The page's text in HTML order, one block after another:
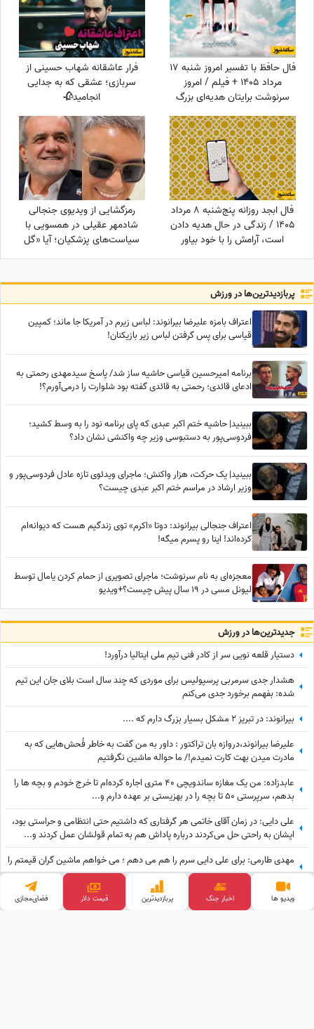
فال حافظ با تفسیر امروز شنبه 17
مرداد 1405 + فیلم / امروز
سرنوشت برایتان هدیه‌ای بزرگ
کنار گذاشته؛ شادی و موفقیت
خیلی زود درِ خانه‌تان را می‌زنند!
فرار عاشقانه شهاب حسینی از
سربازی؛ عشقی که به جدایی
انجامید🥀
فال ابجد روزانه پنج‌شنبه 8 مرداد
1405 / زندگی در حال هدیه دادن
است، آرامش را با خود بیاور
رمزگشایی از ویدیوی جنجالی
شادمهر عقیلی در همسویی با
سیاست‌های پزشکیان؛ آیا «گل
یاس» بلیت برگشت به خانه
پربازدید‌ترین‌ها در ورزش
اعتراف بامزه علیرضا بیرانوند: لباس زیرم در آمریکا جا ماند؛ کمپین
قیاسی برای پس گرفتن لباس‌ زیر بازیکنان!
برنامه امیرحسین قیاسی حاشیه ساز شد/ پاسخ سیدمهدی رحمتی به
ادعای قائدی؛ رحمتی به قائدی گفته بود شلوارت را درمی‌آورم؟!
ببینید| حاشیه ختم اکبر عبدی که پای برنامه نود را به وسط کشید؛
فردوسی‌پور به دستبوسی وزیر چه واکنشی نشان داد؟
ببینید| یک حرکت، هزار واکنش؛ ماجرای ویدئوی تازه عادل فردوسی‌پور و
وزیر ارشاد در مراسم ختم اکبر عبدی چیست؟
اعتراف جنجالی بیرانوند: دوتا «اکرم» توی زندگیم هست که دیوانه‌ام
کرده‌اند! اینا رو پسرم میگه!
معجزه‌ای به نام سرنوشت؛ ماجرای تصویری از حمام کردن یامال توسط
لیونل مسی در 19 سال پیش چیست؟+ویدیو
جدید‌ترین‌ها در ورزش
دستیار قلعه نویی سر از کادر فنی تیم ملی ایتالیا درآورد!
هشدار جدی سرمربی پرسپولیس برای موردی که چند سال است بلای جان این تیم
شده: بفهمم برخورد جدی می‌کنم
بیرانوند: در تبریز 2 مشکل بسیار بزرگ دارم که ....
علیرضا بیرانوند،دروازه بان تراکتور : داور به من گفت به خاطر فُحش‌هایی که به
مادرت میدن بهت کارت نمیدم!/ ما حواله ماشین نگرفتیم
عابدزاده: من یک مغازه ساندویچی 40 متری اجاره کرده‌ام تا خرج خودم و بچه ها را
بدهم، سرپرستی 50 تا بچه را در بهزیستی بر عهده دارم و...
علی دایی: در زمان آقای خاتمی هر گرفتاری‌ که داشتیم حتی انتظامی و حراستی بود،
ایشان به راحتی حل می‌کردند درباره پاداش هم به تمام قولشان عمل کردند و...
مهدی طارمی: برای علی دایی سرم را هم می دهم ؛ می خواهم ماشین گران قیمتم را
....
یادی کنیم از کنایه تند علی دایی بعد از تقلید صدایش در جشن استقلالی ها: در
گذشته پادشاهان دلقک‌هایی داشتند که وظیفه‌شان تقلید صدا و خنداندن مردم
ویدیو ها اخبار جنگ پربازدید‌ترین قیمت طلا فضای‌مجازی